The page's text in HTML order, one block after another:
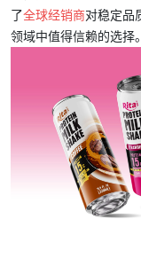
了全球经销商对稳定品
领域中值得信赖的选择。